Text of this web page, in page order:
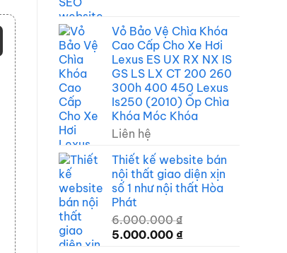
Vỏ Bảo Vệ Chìa Khóa
Cao Cấp Cho Xe Hơi
Lexus ES UX RX NX IS
GS LS LX CT 200 260
300h 400 450 Lexus
Is250 (2010) Ốp Chìa
Khóa Móc Khóa
Liên hệ
Thiết kế website bán
nội thất giao diện xịn
số 1 như nội thất Hòa
Phát
6.000.000₫
Giá
5.000.000 ₫Giá